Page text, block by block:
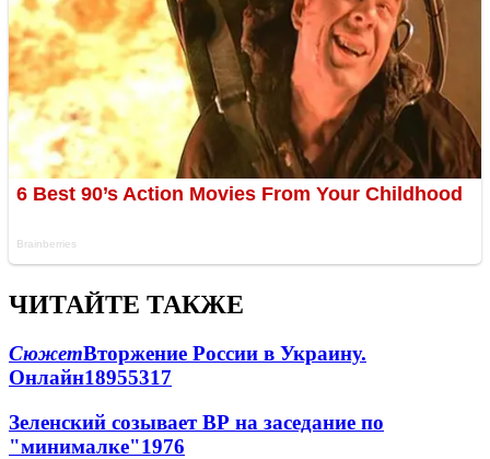
ЧИТАЙТЕ ТАКЖЕ
СюжетВторжение России в Украину.
Онлайн18955317
Зеленский созывает ВР на заседание по
"минималке"1976